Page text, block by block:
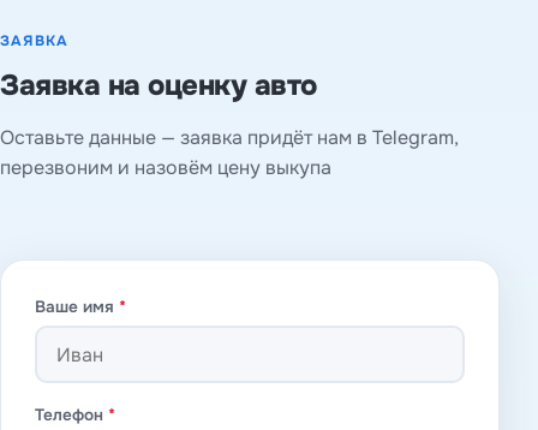
ЗАЯВКА
Заявка на оценку авто
Оставьте данные — заявка придёт нам в Telegram,
перезвоним и назовём цену выкупа
Ваше имя *
Телефон *